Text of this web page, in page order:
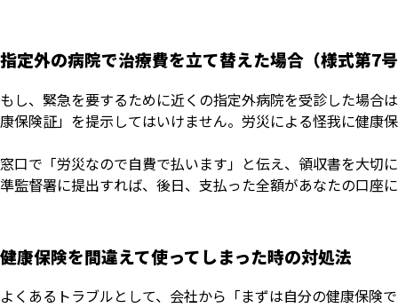
指定外の病院で治療費を立て替えた場合（様式第7
もし、緊急を要するために近くの指定外病院を受診した場合
康保険証」を提示してはいけません。労災による怪我に健康
窓口で「労災なので自費で払います」と伝え、領収書を大切
準監督署に提出すれば、後日、支払った全額があなたの口座
健康保険を間違えて使ってしまった時の対処法
よくあるトラブルとして、会社から「まずは自分の健康保険